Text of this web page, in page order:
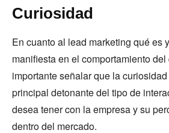
Curiosidad
En cuanto al lead marketing qué es
manifiesta en el comportamiento
importante señalar que la
principal detonante del tipo de
desea tener con la empresa y su
dentro del mercado.